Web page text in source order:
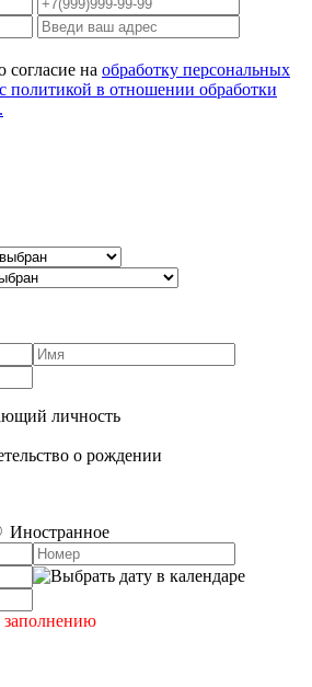
на обработку персональных
политикой в отношении обработки
личность
о рождении
Иностранное
заполнению